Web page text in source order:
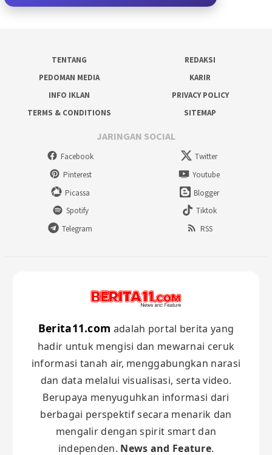
TENTANG
REDAKSI
PEDOMAN MEDIA
KARIR
INFO IKLAN
PRIVACY POLICY
TERMS & CONDITIONS
SITEMAP
JARINGAN SOCIAL
Facebook
Twitter
Pinterest
Youtube
Picassa
Blogger
Spotify
Tiktok
Telegram
RSS
Berita11.com adalah portal berita yang
hadir untuk mengisi dan mewarnai ceruk
informasi tanah air, menggabungkan narasi
dan data melalui visualisasi, serta video.
Berupaya menyuguhkan informasi dari
berbagai perspektif secara menarik dan
mengalir dengan spirit smart dan
independen. News and Feature.